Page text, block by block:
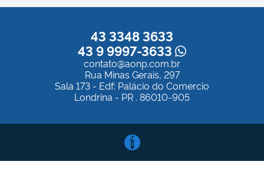
43 3348 3633
43 9 9997-3633
contato@aonp.com.br
Rua Minas Gerais, 297
Sala 173 - Edf: Palácio do Comercio
Londrina - PR . 86010-905